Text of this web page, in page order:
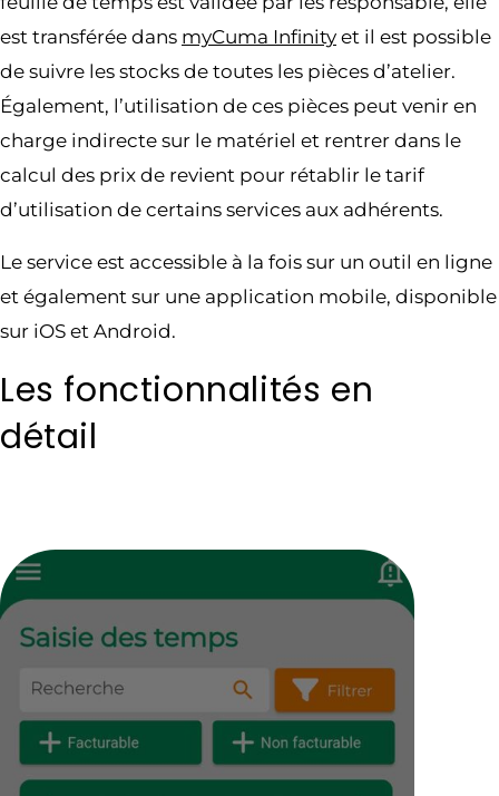
est transférée dans myCuma Infinity et il est possible
de suivre les stocks de toutes les pièces d’atelier.
Également, l’utilisation de ces pièces peut venir en
charge indirecte sur le matériel et rentrer dans le
calcul des prix de revient pour rétablir le tarif
d’utilisation de certains services aux adhérents.
Le service est accessible à la fois sur un outil en ligne
et également sur une application mobile, disponible
sur iOS et Android.
Les fonctionnalités en
détail